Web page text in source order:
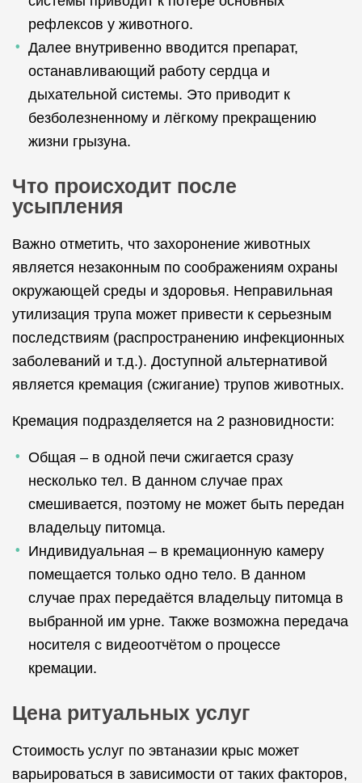
рефлексов у животного.
Далее внутривенно вводится препарат,
останавливающий работу сердца и
дыхательной системы. Это приводит к
безболезненному и лёгкому прекращению
жизни грызуна.
Что происходит после
усыпления
Важно отметить, что захоронение животных
является незаконным по соображениям охраны
окружающей среды и здоровья. Неправильная
утилизация трупа может привести к серьезным
последствиям (распространению инфекционных
заболеваний и т.д.). Доступной альтернативой
является кремация (сжигание) трупов животных.
Кремация подразделяется на 2 разновидности:
Общая – в одной печи сжигается сразу
несколько тел. В данном случае прах
смешивается, поэтому не может быть передан
владельцу питомца.
Индивидуальная – в кремационную камеру
помещается только одно тело. В данном
случае прах передаётся владельцу питомца в
выбранной им урне. Также возможна передача
носителя с видеоотчётом о процессе
кремации.
Цена ритуальных услуг
Стоимость услуг по эвтаназии крыс может
варьироваться в зависимости от таких факторов,